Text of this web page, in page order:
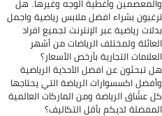
وأغطية الوجه وغيرها. هل
بشراء افضل ملابس رياضية واجمل
رياضية عبر الإنترنت لجميع افراد
ولمختلف الرياضات من أشهر
التجارية بأرخص الأسعار؟
تبحثون عن افضل الأحذية الرياضية
اكسسوارات الرياضة التي يحتاجها
عشّاق الرياضة ومن الماركات العالمية
لديكم بأقل التكاليف؟